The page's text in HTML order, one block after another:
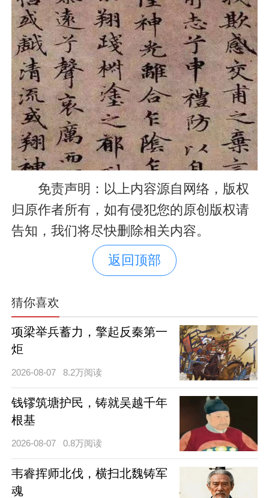
免责声明：以上内容源自网络，版权
归原作者所有，如有侵犯您的原创版权请
告知，我们将尽快删除相关内容。
返回顶部
猜你喜欢
项梁举兵蓄力，擎起反秦第一
炬
2026-08-07 8.2万阅读
钱镠筑塘护民，铸就吴越千年
根基
2026-08-07 0.8万阅读
韦睿挥师北伐，横扫北魏铸军
魂